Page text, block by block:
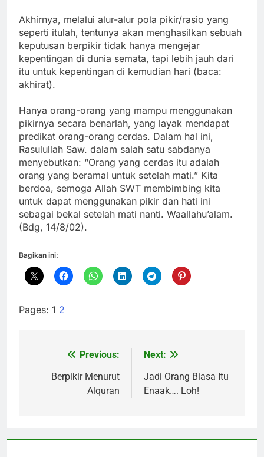
Akhirnya, melalui alur-alur pola pikir/rasio yang
seperti itulah, tentunya akan menghasilkan sebuah
keputusan berpikir tidak hanya mengejar
kepentingan di dunia semata, tapi lebih jauh dari
itu untuk kepentingan di kemudian hari (baca:
akhirat).
Hanya orang-orang yang mampu menggunakan
pikirnya secara benarlah, yang layak mendapat
predikat orang-orang cerdas. Dalam hal ini,
Rasulullah Saw. dalam salah satu sabdanya
menyebutkan: “Orang yang cerdas itu adalah
orang yang beramal untuk setelah mati.” Kita
berdoa, semoga Allah SWT membimbing kita
untuk dapat menggunakan pikir dan hati ini
sebagai bekal setelah mati nanti. Waallahu’alam.
(Bdg, 14/8/02).
Bagikan ini:
Pages: 1 2
Navigasi
pos
Previous:
Berpikir Menurut
Alquran
Next:
Jadi Orang Biasa Itu
Enaak…. Loh!